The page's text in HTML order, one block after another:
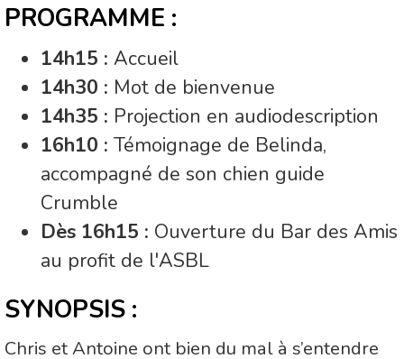
PROGRAMME :
14h15 : Accueil
14h30 : Mot de bienvenue
14h35 : Projection en audiodescription
16h10 : Témoignage de Belinda,
accompagné de son chien guide
Crumble
Dès 16h15 : Ouverture du Bar des Amis
au profit de l'ASBL
SYNOPSIS :
Chris et Antoine ont bien du mal à s’entendre